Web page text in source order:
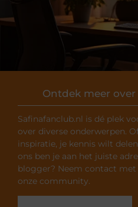
Ontdek meer
Safinafanclub.nl is dé plek
over diverse onderwerpen.
inspiratie, je kennis wilt
ons ben je aan het juiste
blogger? Neem contact met
onze community.